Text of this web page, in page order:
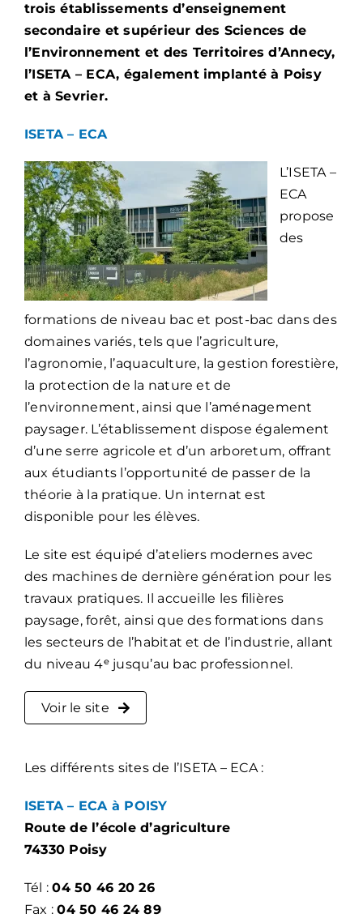
trois établissements d’enseignement
secondaire et supérieur des Sciences de
l’Environnement et des Territoires d’Annecy,
l’ISETA – ECA, également implanté à Poisy
et à Sevrier.
ISETA – ECA
L’ISETA –
ECA
propose
des
formations de niveau bac et post-bac dans des
domaines variés, tels que l’agriculture,
l’agronomie, l’aquaculture, la gestion forestière,
la protection de la nature et de
l’environnement, ainsi que l’aménagement
paysager. L’établissement dispose également
d’une serre agricole et d’un arboretum, offrant
aux étudiants l’opportunité de passer de la
théorie à la pratique. Un internat est
disponible pour les élèves.
Le site est équipé d’ateliers modernes avec
des machines de dernière génération pour les
travaux pratiques. Il accueille les filières
paysage, forêt, ainsi que des formations dans
les secteurs de l’habitat et de l’industrie, allant
du niveau 4ᵉ jusqu’au bac professionnel.
Voir le site
Les différents sites de l’ISETA – ECA :
ISETA – ECA à POISY
Route de l’école d’agriculture
74330 Poisy
Tél :04 50 46 20 26
Fax :04 50 46 24 89